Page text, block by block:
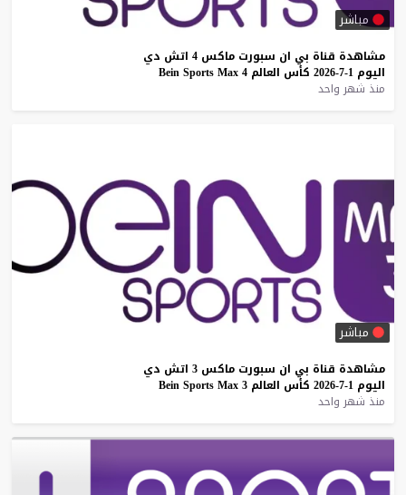
مباشر
مشاهدة قناة بي ان سبورت ماكس 4 اتش دي
اليوم 1-7-2026 كأس العالم Bein Sports Max 4
منذ شهر واحد
مباشر
مشاهدة قناة بي ان سبورت ماكس 3 اتش دي
اليوم 1-7-2026 كأس العالم Bein Sports Max 3
منذ شهر واحد